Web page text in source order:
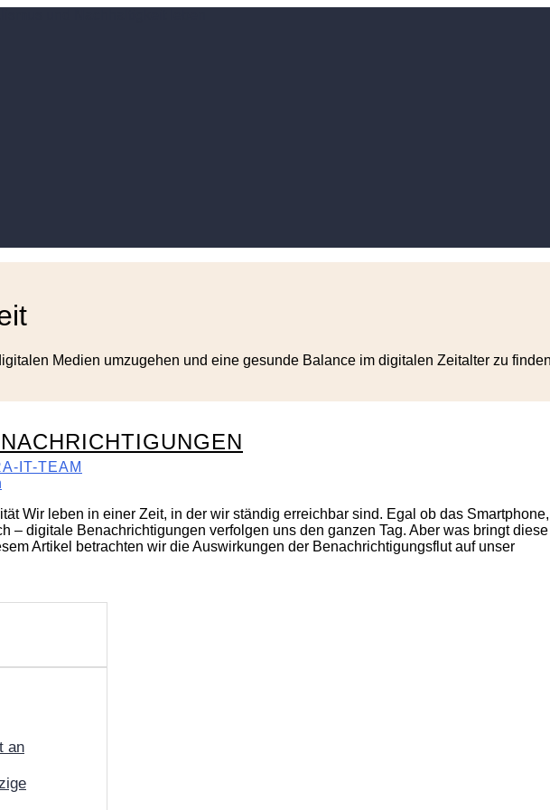
Medien umzugehen und eine gesunde Balance im digitalen Zeitalter zu
IT-TEAM
Wir leben in einer Zeit, in der wir ständig erreichbar sind. Egal ob das
– digitale Benachrichtigungen verfolgen uns den ganzen Tag. Aber was bringt diese
Artikel betrachten wir die Auswirkungen der Benachrichtigungsflut auf unser